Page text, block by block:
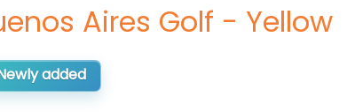
Aires Golf - Yellow
added